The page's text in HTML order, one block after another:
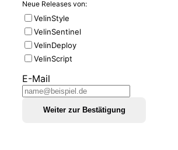
Neue Releases von:
VelinStyle
VelinSentinel
VelinDeploy
VelinScript
E-Mail
Weiter zur Bestätigung